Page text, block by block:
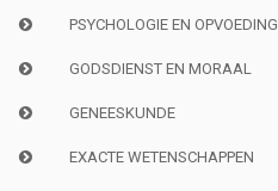
PSYCHOLOGIE EN OPVOEDING
GODSDIENST EN MORAAL
GENEESKUNDE
EXACTE WETENSCHAPPEN